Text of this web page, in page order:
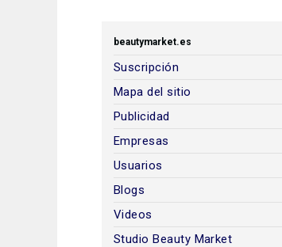
beautymarket.es
Suscripción
Mapa del sitio
Publicidad
Empresas
Usuarios
Blogs
Videos
Studio Beauty Market